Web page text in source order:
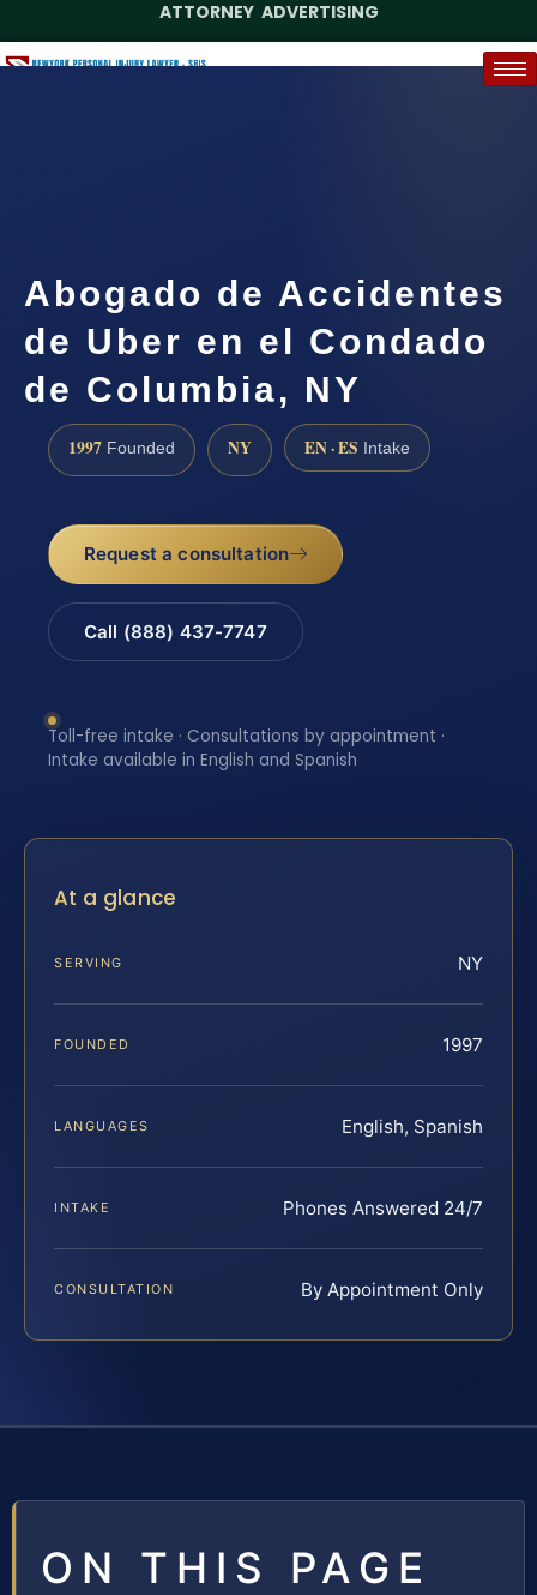
ATTORNEY ADVERTISING
Abogado de Accidentes
de Uber en el Condado
de Columbia, NY
1997 Founded NY EN · ES Intake
Request a consultation
Call (888) 437-7747
Toll-free intake · Consultations by appointment ·
Intake available in English and Spanish
At a glance
SERVING NY
FOUNDED 1997
LANGUAGES English, Spanish
INTAKE Phones Answered 24/7
CONSULTATION By Appointment Only
ON THIS PAGE